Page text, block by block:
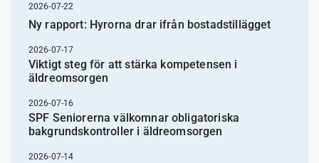
2026-07-22
Ny rapport: Hyrorna drar ifrån bostadstillägget
2026-07-17
Viktigt steg för att stärka kompetensen i
äldreomsorgen
2026-07-16
SPF Seniorerna välkomnar obligatoriska
bakgrundskontroller i äldreomsorgen
2026-07-14